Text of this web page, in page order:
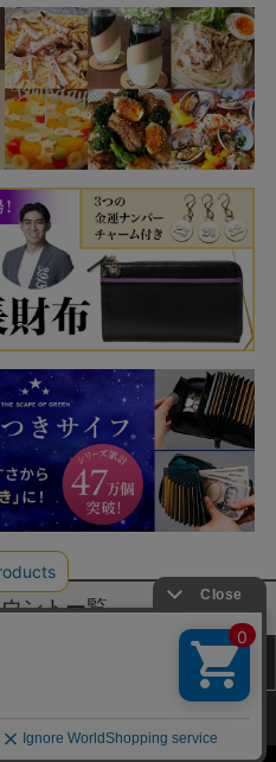
ントー覧
All Rights Reserved.